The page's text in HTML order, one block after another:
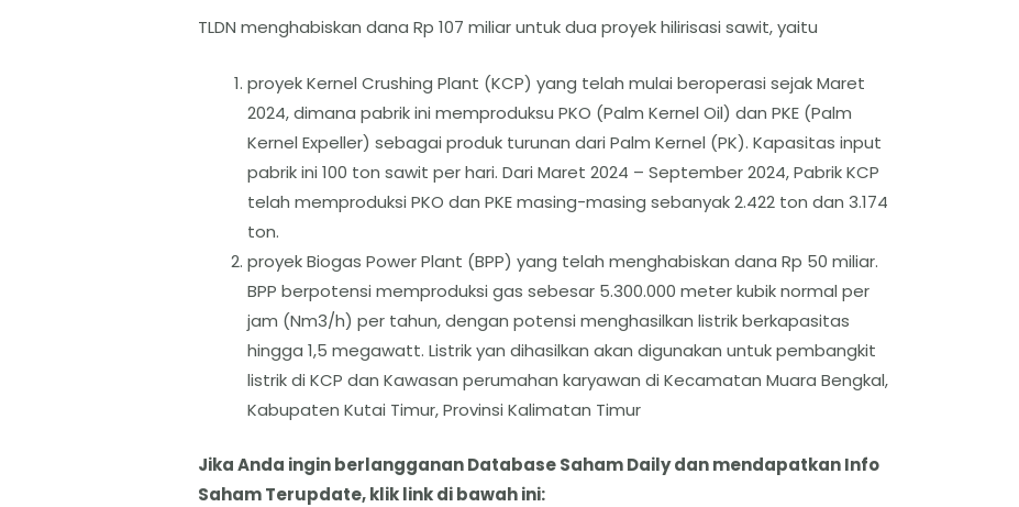
TLDN menghabiskan dana Rp 107 miliar untuk dua proyek hilirisasi sawit, yaitu
proyek Kernel Crushing Plant (KCP) yang telah mulai beroperasi sejak Maret
2024, dimana pabrik ini memproduksu PKO (Palm Kernel Oil) dan PKE (Palm
Kernel Expeller) sebagai produk turunan dari Palm Kernel (PK). Kapasitas input
pabrik ini 100 ton sawit per hari. Dari Maret 2024 – September 2024, Pabrik KCP
telah memproduksi PKO dan PKE masing-masing sebanyak 2.422 ton dan 3.174
ton.
proyek Biogas Power Plant (BPP) yang telah menghabiskan dana Rp 50 miliar.
BPP berpotensi memproduksi gas sebesar 5.300.000 meter kubik normal per
jam (Nm3/h) per tahun, dengan potensi menghasilkan listrik berkapasitas
hingga 1,5 megawatt. Listrik yan dihasilkan akan digunakan untuk pembangkit
listrik di KCP dan Kawasan perumahan karyawan di Kecamatan Muara Bengkal,
Kabupaten Kutai Timur, Provinsi Kalimatan Timur
Jika Anda ingin berlangganan Database Saham Daily dan mendapatkan Info
Saham Terupdate, klik link di bawah ini: